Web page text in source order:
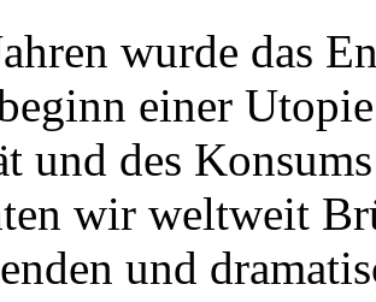
wurde das
einer
und des
wir weltweit
und